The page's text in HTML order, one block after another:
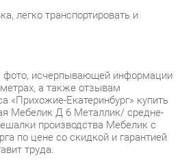
исчерпывающей информации
а также отзывам
Мебелик Д 6 Металлик/ средне-
по цене со скидкой и гарантией
труда.
ежедневно. Товары из
складе в Екатеринбурге вы
часов с момента оформления
заказать подъём на этаж